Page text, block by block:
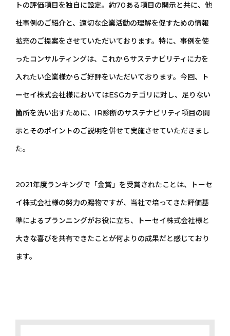
トの評価項目を独自に設定。約70ある項目の開示と共に、他
社事例のご紹介と、適切な企業活動の理解を促すための情報
拡充のご提案をさせていただいております。特に、事例を使
ったコンサルティングは、これからサステナビリティに力を
入れたい企業様からご好評をいただいております。今回、ト
ーセイ株式会社様においてはESGカテゴリに対し、足りない
箇所を洗い出すために、IR診断のサステナビリティ項目の開
示とそのポイントのご説明を併せて実施させていただきまし
た。
2021年度ランキングで「金賞」を受賞されたことは、トーセ
イ株式会社様の努力の賜物ですが、当社で培ってきた評価基
準によるプランニングがお役に立ち、トーセイ株式会社様と
大きな喜びを共有できたことが何よりの成果だと感じており
ます。